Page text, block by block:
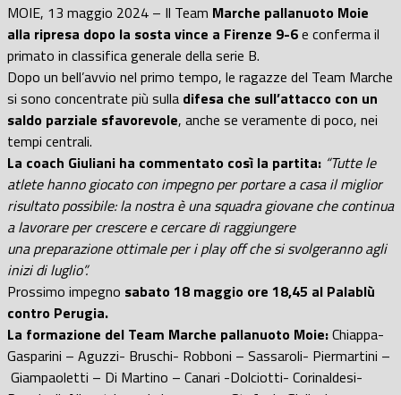
MOIE, 13 maggio 2024 – Il Team Marche pallanuoto Moie
alla ripresa dopo la sosta vince a Firenze 9-6e conferma il
primato in classifica generale della serie B.
Dopo un bell’avvio nel primo tempo, le ragazze del Team Marche
si sono concentrate più sulla difesa che sull’attacco con un
saldo parziale sfavorevole, anche se veramente di poco, nei
tempi centrali.
La coach Giuliani ha commentato così la partita: “Tutte le
atlete hanno giocato con impegno per portare a casa il miglior
risultato possibile: la nostra è una squadra giovane che continua
a lavorare per crescere e cercare di raggiungere
una preparazione ottimale per i play off che si svolgeranno agli
inizi di luglio”.
Prossimo impegno sabato 18 maggio ore 18,45 al Palablù
contro Perugia.
La formazione del Team Marche pallanuoto Moie:Chiappa-
Gasparini – Aguzzi- Bruschi- Robboni – Sassaroli- Piermartini –
Giampaoletti – Di Martino – Canari -Dolciotti- Corinaldesi-